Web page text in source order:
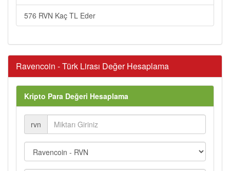
576 RVN Kaç TL Eder
Ravencoin - Türk Lirası Değer Hesaplama
Kripto Para Değeri Hesaplama
rvn